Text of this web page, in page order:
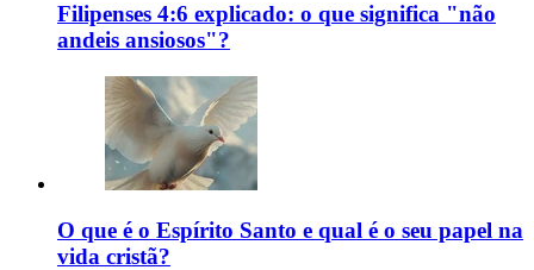
Filipenses 4:6 explicado: o que significa "não
andeis ansiosos"?
O que é o Espírito Santo e qual é o seu papel na
vida cristã?